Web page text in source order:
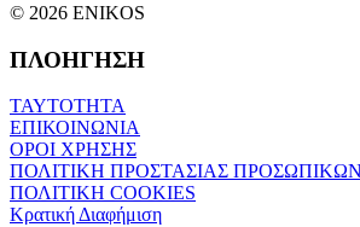
© 2026 ENIKOS
ΠΛΟΗΓΗΣΗ
ΤΑΥΤΟΤΗΤΑ
ΕΠΙΚΟΙΝΩΝΙΑ
ΟΡΟΙ ΧΡΗΣΗΣ
ΠΟΛΙΤΙΚΗ ΠΡΟΣΤΑΣΙΑΣ
ΠΟΛΙΤΙΚΗ COOKIES
Κρατική Διαφήμιση